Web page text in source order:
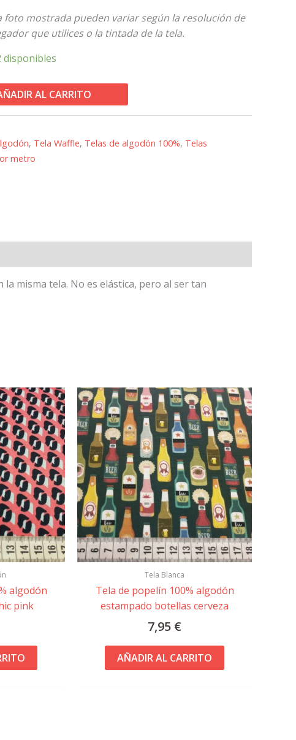
foto mostrada pueden variar según la resolución de
que utilices o la tintada de la tela.
disponibles
AL CARRITO
, Tela Waffle, Telas de algodón 100%, Telas
metro
misma tela. No es elástica, pero al ser tan
algodón
pink
Tela Blanca
Tela de popelín 100% algodón
estampado botellas cerveza
7,95 €
AÑADIR AL CARRITO